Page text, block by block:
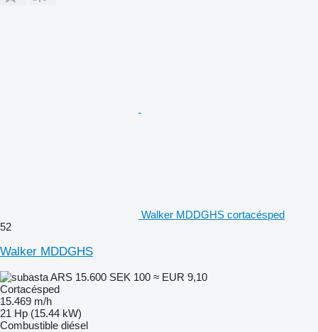
Walker MDDGHS cortacésped
52
Walker MDDGHS
ARS 15.600 SEK 100 ≈ EUR 9,10
Cortacésped
15.469 m/h
21 Hp (15.44 kW)
Combustible diésel